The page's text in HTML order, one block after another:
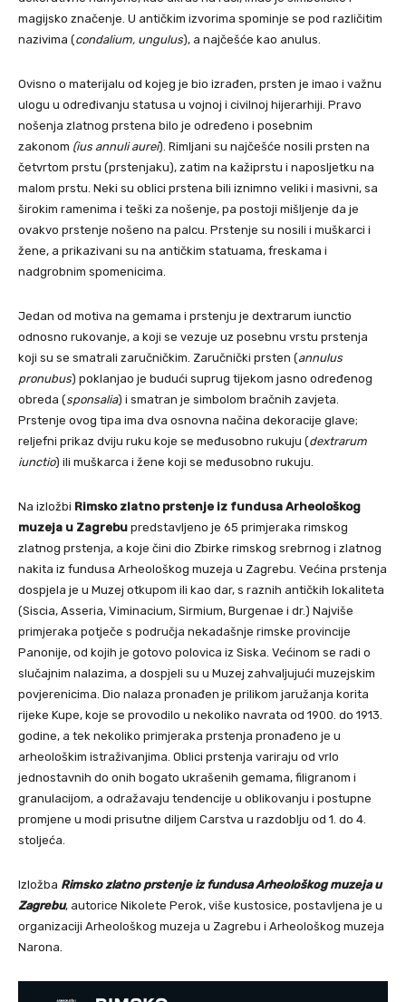
magijsko značenje. U antičkim izvorima spominje se pod različitim
nazivima (condalium, ungulus), a najčešće kao anulus.
Ovisno o materijalu od kojeg je bio izrađen, prsten je imao i važnu
ulogu u određivanju statusa u vojnoj i civilnoj hijerarhiji. Pravo
nošenja zlatnog prstena bilo je određeno i posebnim
zakonom (ius annuli aurei). Rimljani su najčešće nosili prsten na
četvrtom prstu (prstenjaku), zatim na kažiprstu i naposljetku na
malom prstu. Neki su oblici prstena bili iznimno veliki i masivni, sa
širokim ramenima i teški za nošenje, pa postoji mišljenje da je
ovakvo prstenje nošeno na palcu. Prstenje su nosili i muškarci i
žene, a prikazivani su na antičkim statuama, freskama i
nadgrobnim spomenicima.
Jedan od motiva na gemama i prstenju je dextrarum iunctio
odnosno rukovanje, a koji se vezuje uz posebnu vrstu prstenja
koji su se smatrali zaručničkim. Zaručnički prsten (annulus
pronubus) poklanjao je budući suprug tijekom jasno određenog
obreda (sponsalia) i smatran je simbolom bračnih zavjeta.
Prstenje ovog tipa ima dva osnovna načina dekoracije glave;
reljefni prikaz dviju ruku koje se međusobno rukuju (dextrarum
iunctio) ili muškarca i žene koji se međusobno rukuju.
Na izložbi Rimsko zlatno prstenje iz fundusa Arheološkog
muzeja u Zagrebu predstavljeno je 65 primjeraka rimskog
zlatnog prstenja, a koje čini dio Zbirke rimskog srebrnog i zlatnog
nakita iz fundusa Arheološkog muzeja u Zagrebu. Većina prstenja
dospjela je u Muzej otkupom ili kao dar, s raznih antičkih lokaliteta
(Siscia, Asseria, Viminacium, Sirmium, Burgenae i dr.) Najviše
primjeraka potječe s područja nekadašnje rimske provincije
Panonije, od kojih je gotovo polovica iz Siska. Većinom se radi o
slučajnim nalazima, a dospjeli su u Muzej zahvaljujući muzejskim
povjerenicima. Dio nalaza pronađen je prilikom jaružanja korita
rijeke Kupe, koje se provodilo u nekoliko navrata od 1900. do 1913.
godine, a tek nekoliko primjeraka prstenja pronađeno je u
arheološkim istraživanjima. Oblici prstenja variraju od vrlo
jednostavnih do onih bogato ukrašenih gemama, filigranom i
granulacijom, a odražavaju tendencije u oblikovanju i postupne
promjene u modi prisutne diljem Carstva u razdoblju od 1. do 4.
stoljeća.
Izložba Rimsko zlatno prstenje iz fundusa Arheološkog muzeja u
Zagrebu, autorice Nikolete Perok, više kustosice, postavljena je u
organizaciji Arheološkog muzeja u Zagrebu i Arheološkog muzeja
Narona.